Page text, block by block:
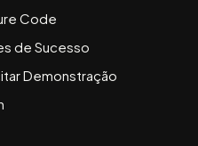
Code
de Sucesso
Demonstração